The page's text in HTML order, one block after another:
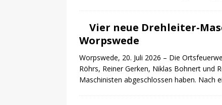
Vier neue Drehleiter-
Worpswede
Worpswede, 20. Juli 2026 – Die
Röhrs, Reiner Gerken, Niklas Bohnert und
Maschinisten abgeschlossen haben. Nach